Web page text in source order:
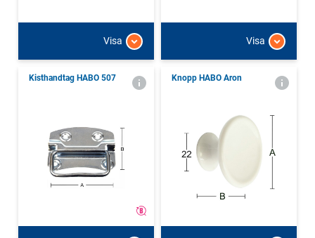
Visa Visa
Kisthandtag HABO 507 Knopp HABO Aron